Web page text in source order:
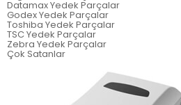
Datamax Yedek Parçalar
Godex Yedek Parçalar
Toshiba Yedek Parçalar
TSC Yedek Parçalar
Zebra Yedek Parçalar
Çok Satanlar